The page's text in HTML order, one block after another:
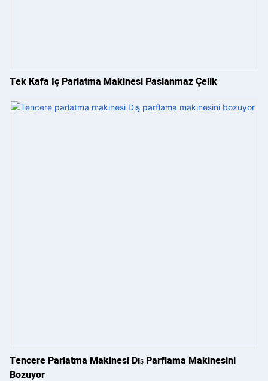
Tek Kafa Iç Parlatma Makinesi Paslanmaz Çelik
Tencere Parlatma Makinesi Dış Parflama Makinesini
Bozuyor